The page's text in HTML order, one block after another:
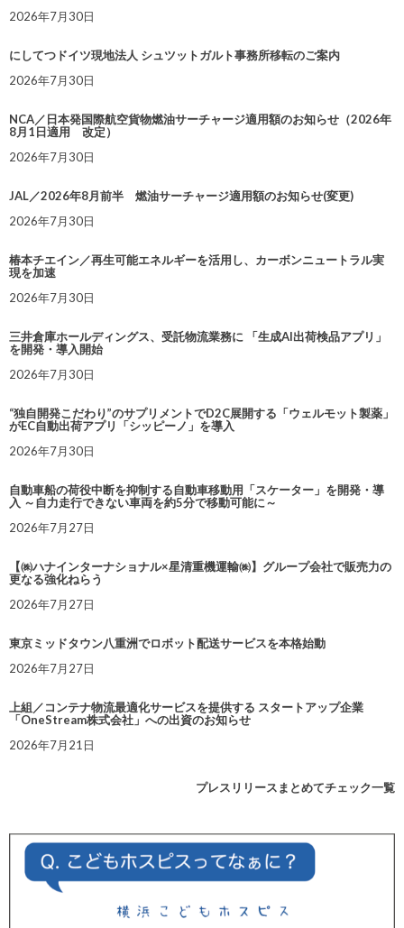
2026年7月30日
にしてつドイツ現地法人 シュツットガルト事務所移転のご案内
2026年7月30日
NCA／日本発国際航空貨物燃油サーチャージ適用額のお知らせ（2026年
8月1日適用 改定）
2026年7月30日
JAL／2026年8月前半 燃油サーチャージ適用額のお知らせ(変更)
2026年7月30日
椿本チエイン／再生可能エネルギーを活用し、カーボンニュートラル実
現を加速
2026年7月30日
三井倉庫ホールディングス、受託物流業務に 「生成AI出荷検品アプリ」
を開発・導入開始
2026年7月30日
“独自開発こだわり”のサプリメントでD2C展開する「ウェルモット製薬」
がEC自動出荷アプリ「シッピーノ」を導入
2026年7月30日
自動車船の荷役中断を抑制する自動車移動用「スケーター」を開発・導
入 ～自力走行できない車両を約5分で移動可能に～
2026年7月27日
【㈱ハナインターナショナル×星清重機運輸㈱】グループ会社で販売力の
更なる強化ねらう
2026年7月27日
東京ミッドタウン八重洲でロボット配送サービスを本格始動
2026年7月27日
上組／コンテナ物流最適化サービスを提供する スタートアップ企業
「OneStream株式会社」への出資のお知らせ
2026年7月21日
プレスリリースまとめてチェック一覧